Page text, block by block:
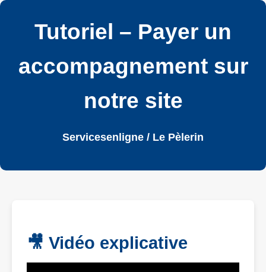
Tutoriel – Payer un
accompagnement sur
notre site
Servicesenligne / Le Pèlerin
🎥 Vidéo explicative